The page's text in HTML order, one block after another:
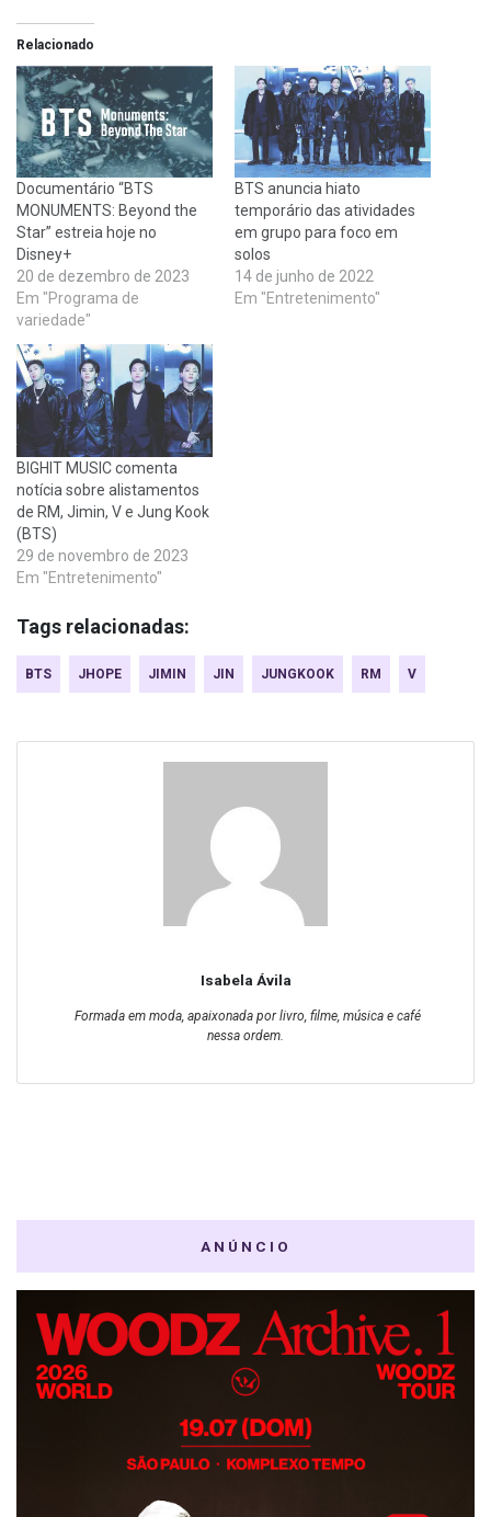
Relacionado
Documentário “BTS
MONUMENTS: Beyond the
Star” estreia hoje no
Disney+
20 de dezembro de 2023
Em "Programa de
variedade"
BTS anuncia hiato
temporário das atividades
em grupo para foco em
solos
14 de junho de 2022
Em "Entretenimento"
BIGHIT MUSIC comenta
notícia sobre alistamentos
de RM, Jimin, V e Jung Kook
(BTS)
29 de novembro de 2023
Em "Entretenimento"
Tags relacionadas:
BTS JHOPE JIMIN JIN JUNGKOOK RM V
Isabela Ávila
Formada em moda, apaixonada por livro, filme, música e café
nessa ordem.
ANÚNCIO